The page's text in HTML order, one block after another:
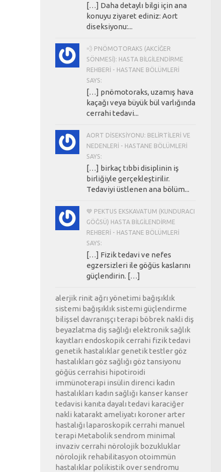
[…] Daha detaylı bilgi için ana
konuyu ziyaret ediniz: Aort
diseksiyonu:...
💨 PNÖMOTORAKS (AKCIĞER
SÖNMESI): HASTA BILGILENDIRME
REHBERI - HASTANE BÖLÜMLERI
SAYS:
[…] pnömotoraks, uzamış hava
kaçağı veya büyük bül varlığında
cerrahi tedavi...
AORT DISEKSIYONU: BELIRTILERI VE
NEDENLERI - HASTANE BÖLÜMLERI
SAYS:
[…] birkaç tıbbi disiplinin iş
birliğiyle gerçekleştirilir.
Tedaviyi üstlenen ana bölüm...
💙 PEKTUS EKSKAVATUM (KUNDURACI
GÖĞSÜ) HASTA BILGILENDIRME
REHBERI - HASTANE BÖLÜMLERI
SAYS:
[…] Fizik tedavi ve nefes
egzersizleri ile göğüs kaslarını
güçlendirin. […]
alerjik rinit ağrı yönetimi bağışıklık
sistemi bağışıklık sistemi güçlendirme
bilişsel davranışçı terapi böbrek nakli diş
beyazlatma diş sağlığı elektronik sağlık
kayıtları endoskopik cerrahi fizik tedavi
genetik hastalıklargenetik testlergöz
hastalıkları göz sağlığı göz tansiyonu
göğüs cerrahisi hipotiroidi
immünoterapi insülin direnci kadın
hastalıkları kadın sağlığı kanser kanser
tedavisi kanıta dayalı tedavi karaciğer
nakli katarakt ameliyatı koroner arter
hastalığı laparoskopik cerrahi manuel
terapi Metabolik sendrom minimal
invaziv cerrahi nörolojik bozukluklar
nörolojik rehabilitasyon otoimmün
hastalıklar polikistik over sendromu